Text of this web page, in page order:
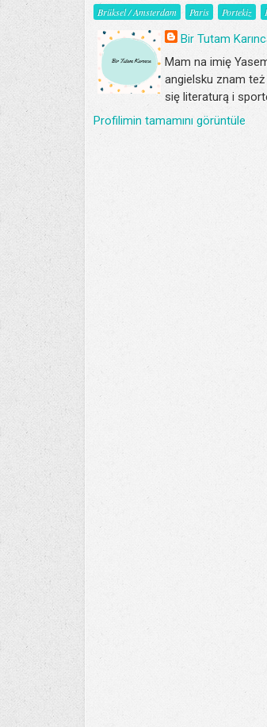
Brüksel / Amsterdam
Paris Portekiz
Bir Tutam
Mam na imię
angielsku znam
się literaturą i
Profilimin tamamını görüntüle